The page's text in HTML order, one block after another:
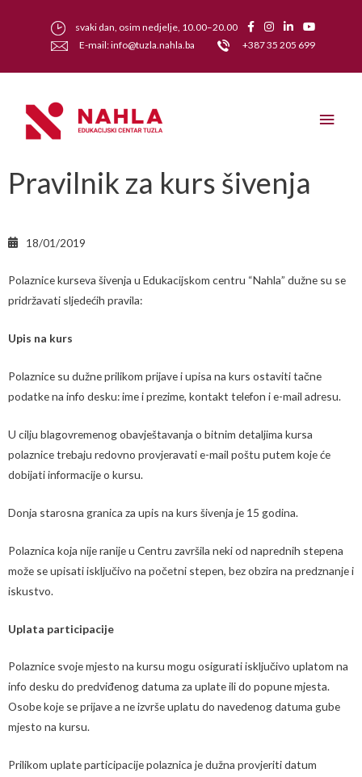
svaki dan, osim nedjelje, 10.00–20.00
E-mail: info@tuzla.nahla.ba
+387 35 205 699
Pravilnik za kurs šivenja
18/01/2019
Polaznice kurseva šivenja u Edukacijskom centru “Nahla” dužne su se
pridržavati sljedećih pravila:
Upis na kurs
Polaznice su dužne prilikom prijave i upisa na kurs ostaviti tačne
podatke na info desku: ime i prezime, kontakt telefon i e-mail adresu.
U cilju blagovremenog obavještavanja o bitnim detaljima kursa
polaznice trebaju redovno provjeravati e-mail poštu putem koje će
dobijati informacije o kursu.
Donja starosna granica za upis na kurs šivenja je 15 godina.
Polaznica koja nije ranije u Centru završila neki od naprednih stepena
može se upisati isključivo na početni stepen, bez obzira na predznanje i
iskustvo.
Uplata participacije
Polaznice svoje mjesto na kursu mogu osigurati isključivo uplatom na
info desku do predviđenog datuma za uplate ili do popune mjesta.
Osobe koje se prijave a ne izvrše uplatu do navedenog datuma gube
mjesto na kursu.
Prilikom uplate participacije polaznica je dužna provjeriti datum